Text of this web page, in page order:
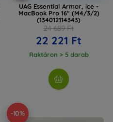
UAG Essential Armor, ice -
MacBook Pro 16" (M4/3/2)
(134012114343)
24 689 Ft
22 221 Ft
Raktáron > 5 darab
-10%